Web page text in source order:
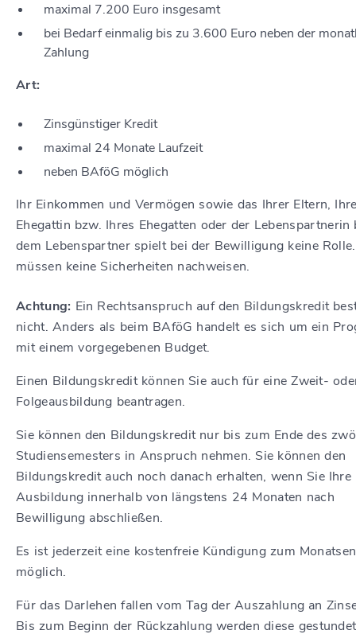
maximal 7.200 Euro insgesamt
bei Bedarf einmalig bis zu 3.600 Euro neben der
Zahlung
Art:
Zinsgünstiger Kredit
maximal 24 Monate Laufzeit
neben BAföG möglich
Ihr Einkommen und Vermögen sowie das Ihrer Eltern,
Ehegattin bzw. Ihres Ehegatten oder der Lebenspartnerin
dem Lebenspartner spielt bei der Bewilligung keine
müssen keine Sicherheiten nachweisen.
Achtung: Ein Rechtsanspruch auf den Bildungskredit
nicht. Anders als beim BAföG handelt es sich um ein
mit einem vorgegebenen Budget.
Einen Bildungskredit können Sie auch für eine Zweit-
Folgeausbildung beantragen.
Sie können den Bildungskredit nur bis zum Ende des
Studiensemesters in Anspruch nehmen. Sie können den
Bildungskredit auch noch danach erhalten, wenn Sie Ihre
Ausbildung innerhalb von längstens 24 Monaten nach
Bewilligung abschließen.
Es ist jederzeit eine kostenfreie Kündigung zum
möglich.
Für das Darlehen fallen vom Tag der Auszahlung an
Bis zum Beginn der Rückzahlung werden diese